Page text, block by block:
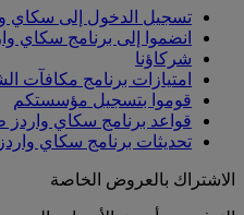
تسجيل الدخول إلى سكاي
انضموا إلى برنامج سكاي
شركاؤنا
امتيازات برنامج مكافآت
قوموا بتسجيل مؤسستكم
قواعد برنامج سكاي واردز
تحديثات برنامج سكاي
الاشتراك بالعروض الخاصة